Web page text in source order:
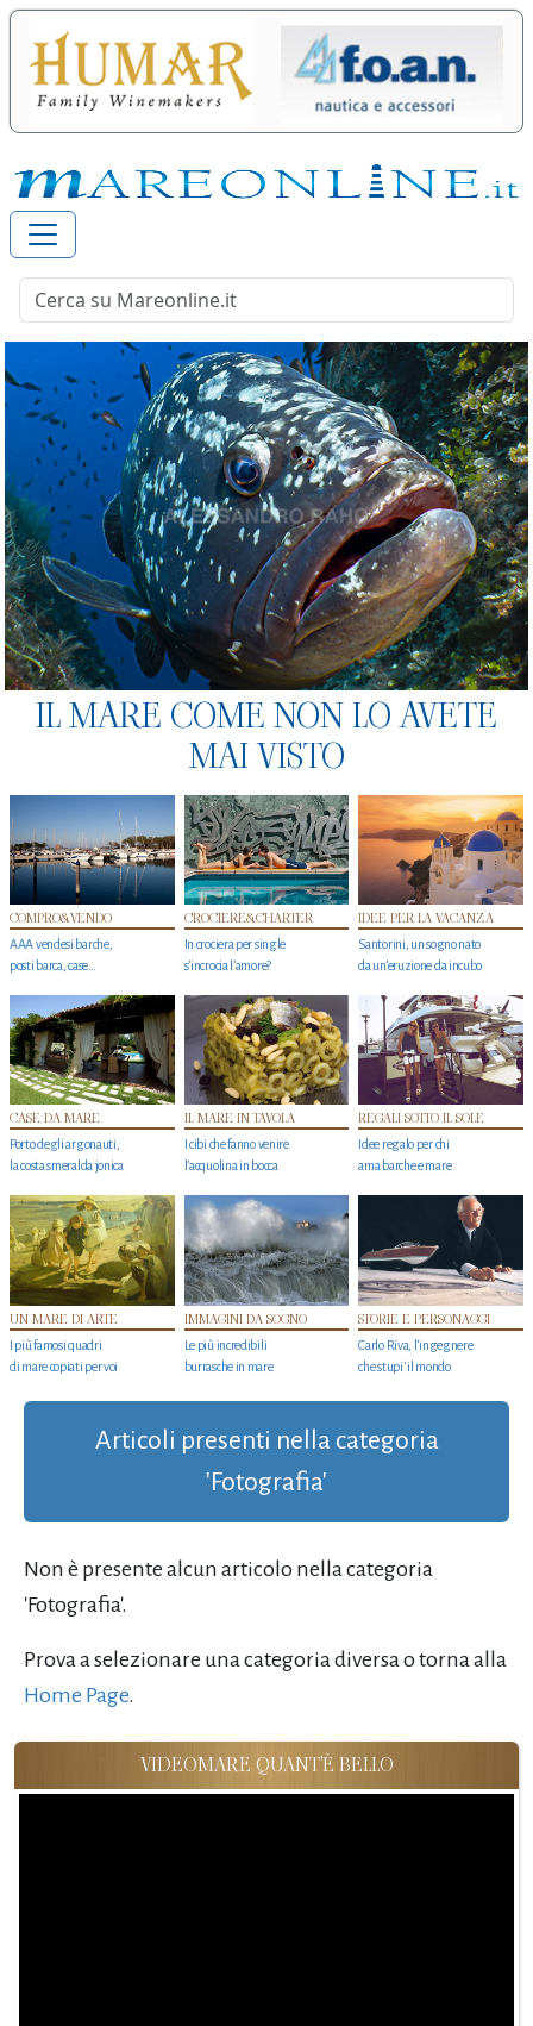
IL MARE COME NON LO AVETE
MAI VISTO
COMPRO&VENDO
AAA vendesi barche,
posti barca, case…
CROCIERE&CHARTER
In crociera per single
s'incrocia l’amore?
IDEE PER LA VACANZA
Santorini, un sogno nato
da un’eruzione da incubo
CASE DA MARE
Porto degli argonauti,
la costa smeralda jonica
IL MARE IN TAVOLA
I cibi che fanno venire
l’acquolina in bocca
REGALI SOTTO IL SOLE
Idee regalo per chi
ama barche e mare
UN MARE DI ARTE
I più famosi quadri
di mare copiati per voi
IMMAGINI DA SOGNO
Le più incredibili
burrasche in mare
STORIE E PERSONAGGI
Carlo Riva, l’ingegnere
che stupi' il mondo
Articoli presenti nella categoria
'Fotografia'
Non è presente alcun articolo nella categoria
'Fotografia'.
Prova a selezionare una categoria diversa o torna alla
Home Page.
VIDEOMARE QUANT'È BELLO